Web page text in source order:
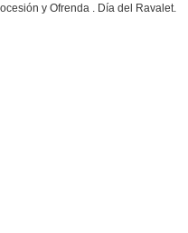
y Ofrenda . Día del Ravalet.